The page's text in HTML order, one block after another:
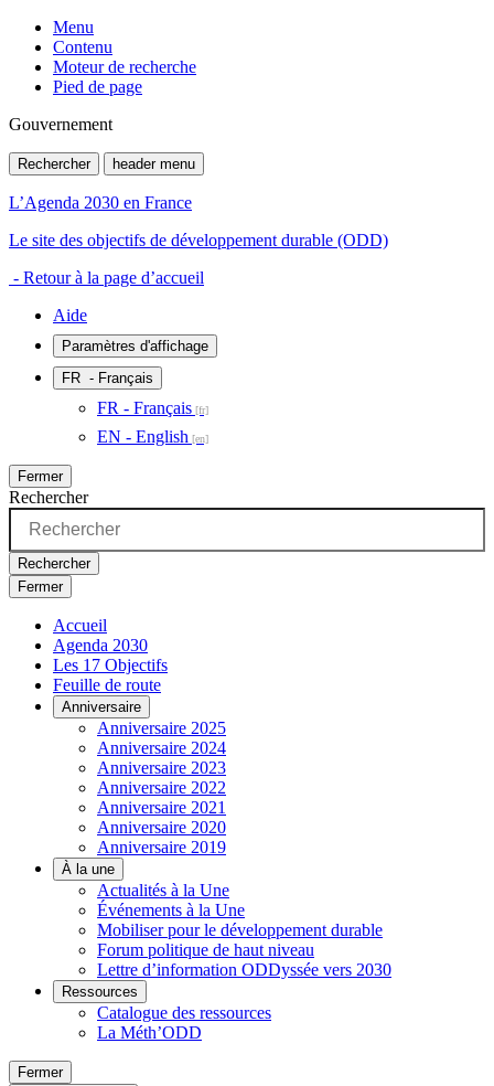
Menu
Contenu
Moteur de recherche
Pied de page
Gouvernement
Rechercher header menu
L’Agenda 2030 en France
Le site des objectifs de développement durable (ODD)
- Retour à la page d’accueil
Aide
Paramètres d'affichage
FR - Français
FR - Français
EN - English
Fermer
Rechercher
Rechercher
Fermer
Accueil
Agenda 2030
Les 17 Objectifs
Feuille de route
Anniversaire
Anniversaire 2025
Anniversaire 2024
Anniversaire 2023
Anniversaire 2022
Anniversaire 2021
Anniversaire 2020
Anniversaire 2019
À la une
Actualités à la Une
Événements à la Une
Mobiliser pour le développement durable
Forum politique de haut niveau
Lettre d’information ODDyssée vers 2030
Ressources
Catalogue des ressources
La Méth’ODD
Fermer